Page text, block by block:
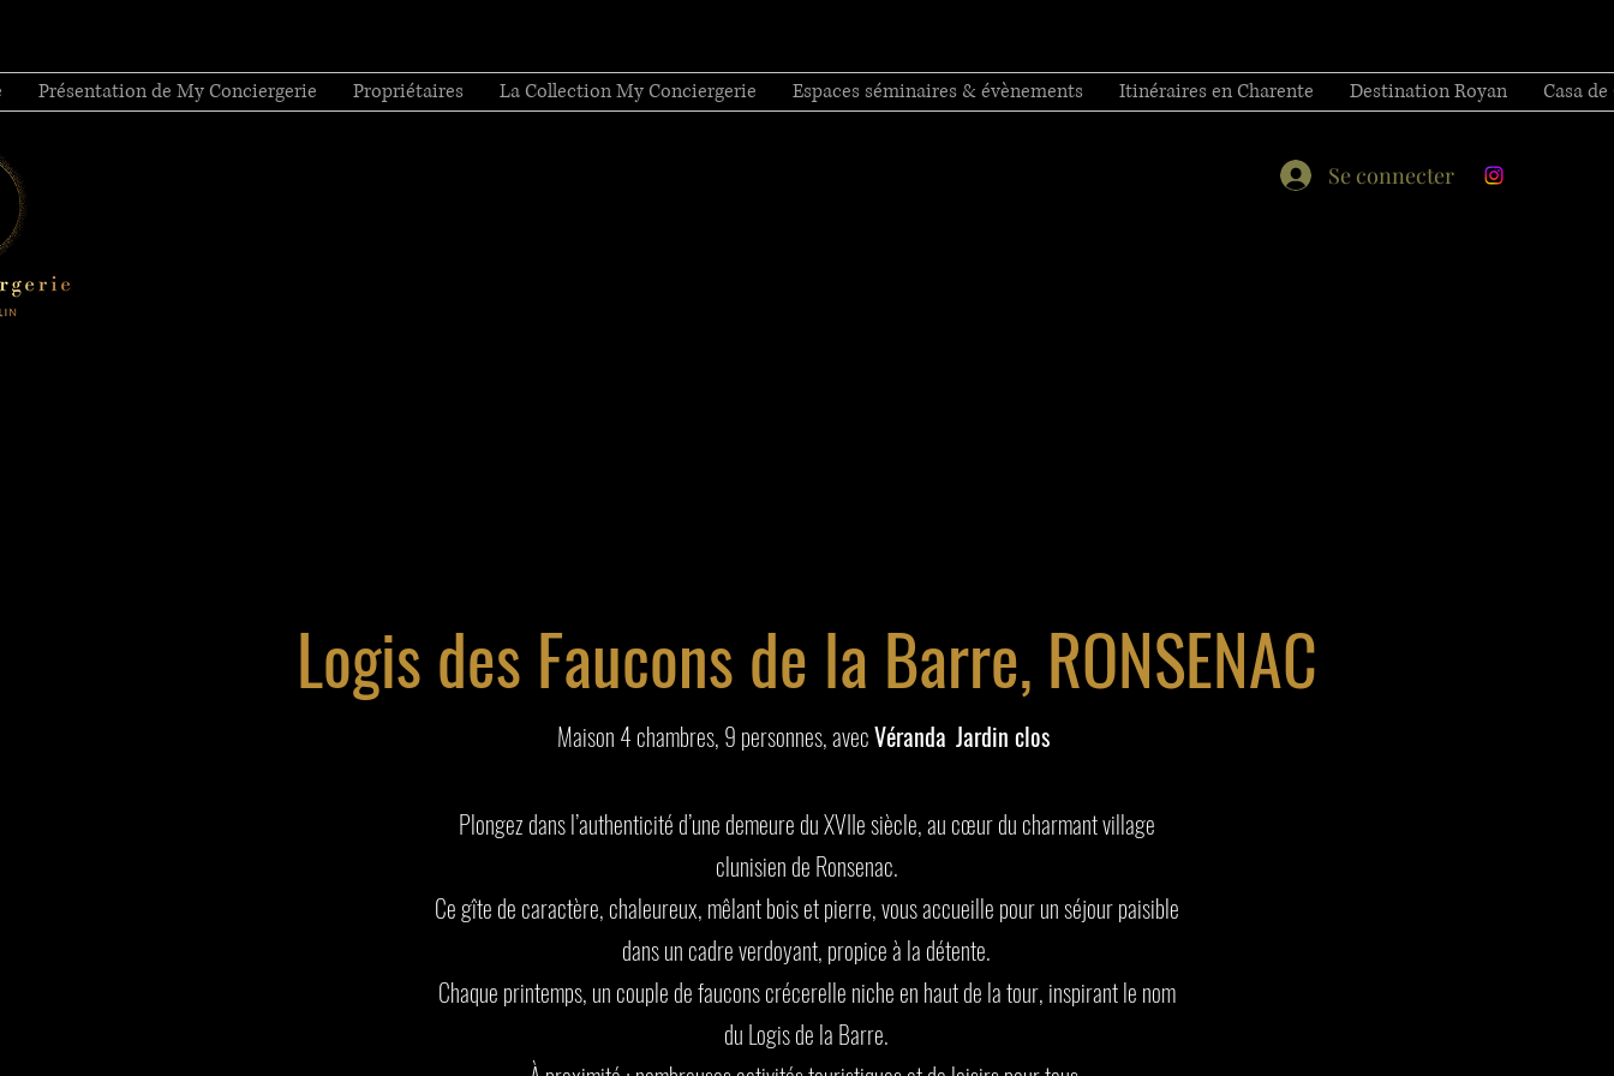
Se connecter
Présentation de My Conciergerie Propriétaires La Collection My Conciergerie Espaces séminaires & évènements Itinéraires en Charente Destination Royan Casa
Logis des Faucons de la Barre, RONSENAC
Maison 4 chambres, 9 personnes, avecVéranda Jardin clos
Plongez dans l’authenticité d’une demeure du XVIIe siècle, au cœur du charmant village
clunisien de Ronsenac.
Ce gîte de caractère, chaleureux, mêlant bois et pierre, vous accueille pour un séjour paisible
dans un cadre verdoyant, propice à la détente.
Chaque printemps, un couple de faucons crécerelle niche en haut de la tour, inspirant le nom
du Logis de la Barre.